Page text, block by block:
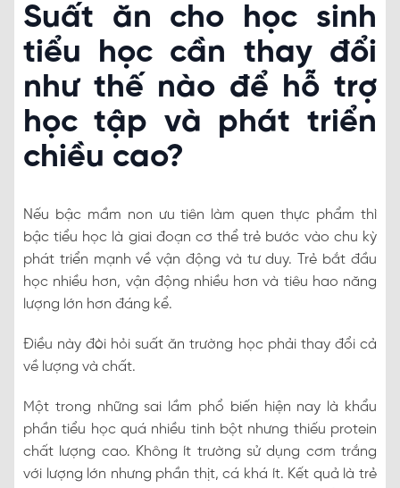
Suất ăn cho học sinh
tiểu học cần thay đổi
như thế nào để hỗ trợ
học tập và phát triển
chiều cao?
Nếu bậc mầm non ưu tiên làm quen thực phẩm thì
bậc tiểu học là giai đoạn cơ thể trẻ bước vào chu kỳ
phát triển mạnh về vận động và tư duy. Trẻ bắt đầu
học nhiều hơn, vận động nhiều hơn và tiêu hao năng
lượng lớn hơn đáng kể.
Điều này đòi hỏi suất ăn trường học phải thay đổi cả
về lượng và chất.
Một trong những sai lầm phổ biến hiện nay là khẩu
phần tiểu học quá nhiều tinh bột nhưng thiếu protein
chất lượng cao. Không ít trường sử dụng cơm trắng
với lượng lớn nhưng phần thịt, cá khá ít. Kết quả là trẻ